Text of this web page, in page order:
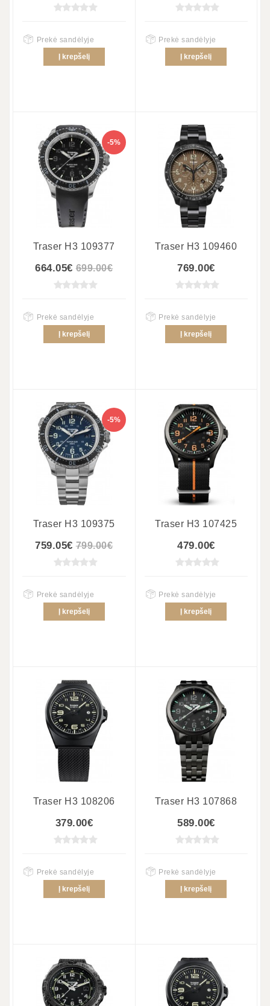
Prekė sandėlyje
Į krepšelį
Prekė sandėlyje
Į krepšelį
-5%
Traser H3 109377
664.05€ 699.00€
Prekė sandėlyje
Į krepšelį
Traser H3 109460
769.00€
Prekė sandėlyje
Į krepšelį
-5%
Traser H3 109375
759.05€ 799.00€
Prekė sandėlyje
Į krepšelį
Traser H3 107425
479.00€
Prekė sandėlyje
Į krepšelį
Traser H3 108206
379.00€
Prekė sandėlyje
Į krepšelį
Traser H3 107868
589.00€
Prekė sandėlyje
Į krepšelį